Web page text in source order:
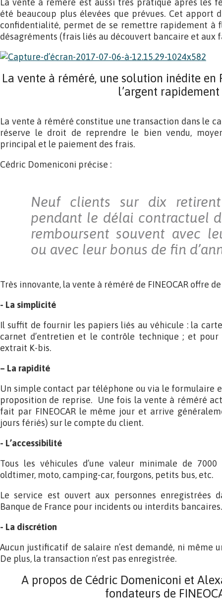
La vente à réméré est aussi très pratique après les
été beaucoup plus élevées que prévues. Cet apport
confidentialité, permet de se remettre rapidement à
désagréments (frais liés au découvert bancaire et aux
La vente à réméré, une solution inédite en
l’argent rapidement
La vente à réméré constitue une transaction dans le
réserve le droit de reprendre le bien vendu,
principal et le paiement des frais.
Cédric Domeniconi précise :
Neuf clients sur dix
pendant le délai contractuel
remboursent souvent avec
ou avec leur bonus de fin
Très innovante, la vente à réméré de FINEOCAR offre
- La simplicité
Il suffit de fournir les papiers liés au véhicule : la
carnet d’entretien et le contrôle technique ; et pour
extrait K-bis.
– La rapidité
Un simple contact par téléphone ou via le formulaire
proposition de reprise. Une fois la vente à réméré
fait par FINEOCAR le même jour et arrive
jours fériés) sur le compte du client.
- L’accessibilité
Tous les véhicules d’une valeur minimale de
oldtimer, moto, camping-car, fourgons, petits bus, etc.
Le service est ouvert aux personnes enregistrées
Banque de France pour incidents ou interdits bancaires.
- La discrétion
Aucun justificatif de salaire n’est demandé, ni même
De plus, la transaction n’est pas enregistrée.
A propos de Cédric Domeniconi et
fondateurs de